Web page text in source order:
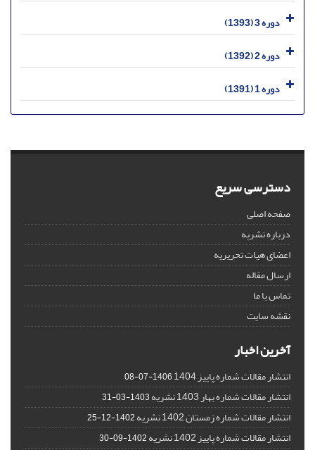
دوره 3 (1393)
دوره 2 (1392)
دوره 1 (1391)
دسترسی سریع
صفحه اصلی
درباره نشریه
اعضای هیات تحریریه
ارسال مقاله
تماس با ما
نقشه سایت
آخرین اخبار
انتشار مقالات شماره پاییز 1404 1406-07-08
انتشار مقالات شماره بهار 1403 نشریه 1403-03-31
انتشار مقالات شماره زمستان 1402 نشریه 1402-12-25
انتشار مقالات شماره پاییز 1402 نشریه 1402-09-30